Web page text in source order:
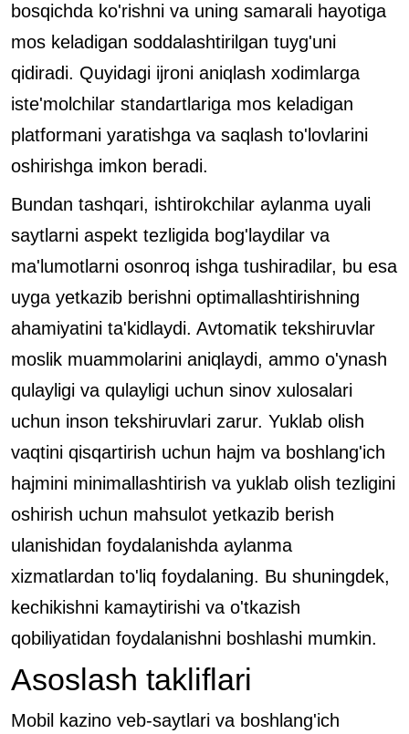
bosqichda ko'rishni va uning samarali hayotiga
mos keladigan soddalashtirilgan tuyg'uni
qidiradi. Quyidagi ijroni aniqlash xodimlarga
iste'molchilar standartlariga mos keladigan
platformani yaratishga va saqlash to'lovlarini
oshirishga imkon beradi.
Bundan tashqari, ishtirokchilar aylanma uyali
saytlarni aspekt tezligida bog'laydilar va
ma'lumotlarni osonroq ishga tushiradilar, bu esa
uyga yetkazib berishni optimallashtirishning
ahamiyatini ta'kidlaydi. Avtomatik tekshiruvlar
moslik muammolarini aniqlaydi, ammo o'ynash
qulayligi va qulayligi uchun sinov xulosalari
uchun inson tekshiruvlari zarur. Yuklab olish
vaqtini qisqartirish uchun hajm va boshlang'ich
hajmini minimallashtirish va yuklab olish tezligini
oshirish uchun mahsulot yetkazib berish
ulanishidan foydalanishda aylanma
xizmatlardan to'liq foydalaning. Bu shuningdek,
kechikishni kamaytirishi va o'tkazish
qobiliyatidan foydalanishni boshlashi mumkin.
Asoslash takliflari
Mobil kazino veb-saytlari va boshlang'ich